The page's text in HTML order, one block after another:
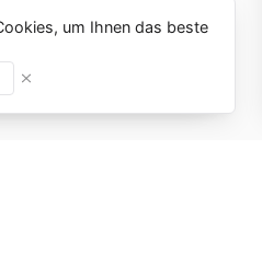
melden
um Ihnen das beste